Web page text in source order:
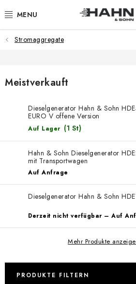
Inhalt
PRODUKTE
FÜR HÄNDLER
UNSERE HÄNDLER
KATALOG
REFERENZEN
Impressum
Allgemeine
Stromaggregate
Meistverkauft
Dieselgenerator Hahn & Sohn
EURO V offene Version
Auf Lager (1 St)
Hahn & Sohn Dieselgenerator
mit Transportwagen
Auf Anfrage
Dieselgenerator Hahn & Sohn
Derzeit nicht verfügbar – Auf
Mehr Produkte
PRODUKTE FILTERN